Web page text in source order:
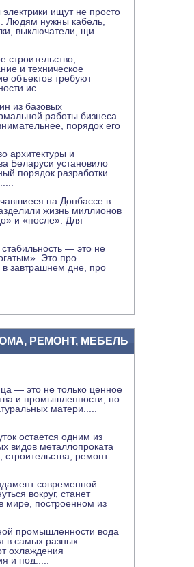
ищут не просто
Людям нужны кабель,
выключатели, щи
строительство,
и техническое
объектов требуют
ис
из базовых
работы бизнеса.
порядок его
архитектуры и
Беларуси установило
порядок разработки
на Донбассе в
жизнь миллионов
и «после». Для
— это не
Это про
в завтрашнем дне, про
РЕМОНТ, МЕБЕЛЬ
— это не только ценное
и промышленности, но
матери
остается одним из
видов металлопроката
ремонт.....
современной
вокруг, станет
мире, построенном из
промышленности вода
в самых разных
охлаждения
и под